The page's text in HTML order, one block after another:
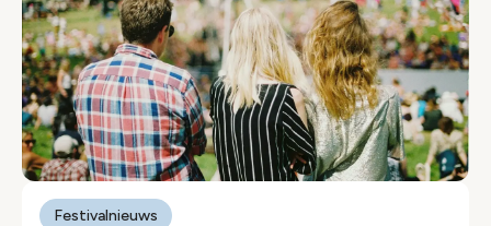
Festivalnieuws